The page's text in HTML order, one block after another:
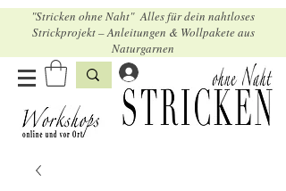
"Stricken ohne Naht" Alles für dein nahtloses
Strickprojekt – Anleitungen & Wollpakete aus
Naturgarnen